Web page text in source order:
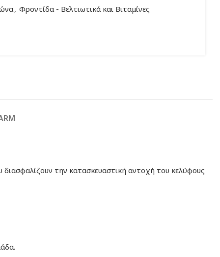
, Φροντίδα - Βελτιωτικά και Βιταμίνες
την κατασκευαστική αντοχή του κελύφους